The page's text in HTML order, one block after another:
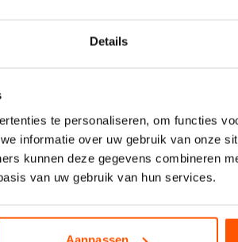
Details
te personaliseren, om functies
informatie over uw gebruik van onze
kunnen deze gegevens combineren
van uw gebruik van hun services.